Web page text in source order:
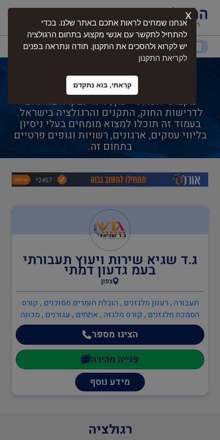
דרום המרכז ירושלים צפון
קורס הובלת חומרים מסוכנים
קורס הובלת חומרים מסוכנים הוא תחום
מקצועי הכולל ייעוץ, ליווי ובקרה בהתאם
לדרישות החוק, התקנים והרגולציה בישראל.
בעמוד זה תוכלו למצוא מומחים בעלי ניסיון
בליווי עסקים, ארגונים, רשויות וגופים פרטיים
בתחום זה.
חקלאות
בטיחות
בודקים מוסמכים
ביטחון
כיבוי אש
הגנת הסביבה
ג.ד שגיא שירות ויעוץ תעבורתי
בעמ גדעון דמתי
צפון
תעבורה , רענון מלגזנים , הובלת חומרים מסוכנים , קורס
הסמכת מלגזנים , קורס מלגזה , אתתים , עגורנים , מכונה
ניידת , מלגזנים
הציגו מספר
פנייה מהירה
מידע נוסף
רגולציה
אנחנו שמחים לראות אתכם באתר שלנו. בכדי
להתחיל לתקשר עם אנשי מקצוע בתחום הרגולציה
יש לקרוא ולהסכים את התקנון. תודה ונתראה בפנים
לקריאת התקנון
קראתי, בוא נתקדם
x